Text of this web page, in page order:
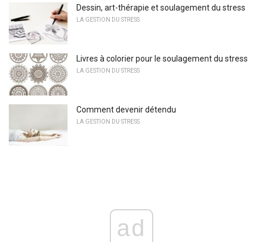
Dessin, art-thérapie et soulagement du stress
LA GESTION DU STRESS
Livres à colorier pour le soulagement du stress
LA GESTION DU STRESS
Comment devenir détendu
LA GESTION DU STRESS
ad